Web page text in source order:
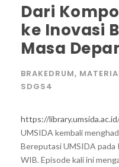
Dari
ke Inovasi
Masa
BRAKEDRUM,
SDGS4
https://
UMSIDA kembali
Bereputasi UMSIDA pada
WIB. Episode kali ini